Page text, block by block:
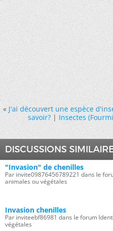
« J'ai découvert une espèce
savoir?|Insectes
DISCUSSIONS
"Invasion" de chenilles
Par invite09876456789221 dans le
animales ou végétales
Invasion chenilles
Par inviteebf86981 dans le forum
végétales